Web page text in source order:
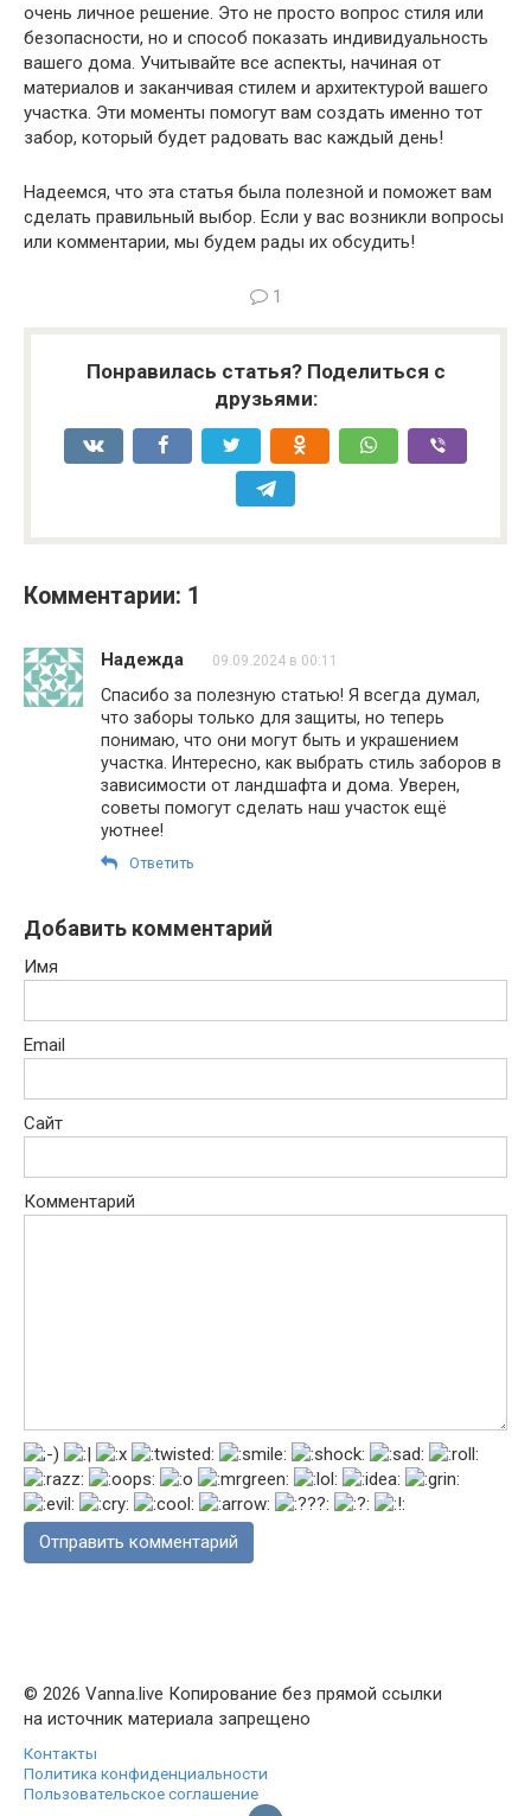
очень личное решение. Это не просто вопрос стиля или
безопасности, но и способ показать индивидуальность
вашего дома. Учитывайте все аспекты, начиная от
материалов и заканчивая стилем и архитектурой вашего
участка. Эти моменты помогут вам создать именно тот
забор, который будет радовать вас каждый день!
Надеемся, что эта статья была полезной и поможет вам
сделать правильный выбор. Если у вас возникли вопросы
или комментарии, мы будем рады их обсудить!
1
Понравилась статья? Поделиться с
друзьями:
Комментарии: 1
Надежда 09.09.2024 в 00:11
Спасибо за полезную статью! Я всегда думал,
что заборы только для защиты, но теперь
понимаю, что они могут быть и украшением
участка. Интересно, как выбрать стиль заборов в
зависимости от ландшафта и дома. Уверен,
советы помогут сделать наш участок ещё
уютнее!
Ответить
Добавить комментарий
Имя
Email
Сайт
Комментарий
© 2026 Vanna.live Копирование без прямой ссылки
на источник материала запрещено
Контакты
Политика конфиденциальности
Пользовательское соглашение